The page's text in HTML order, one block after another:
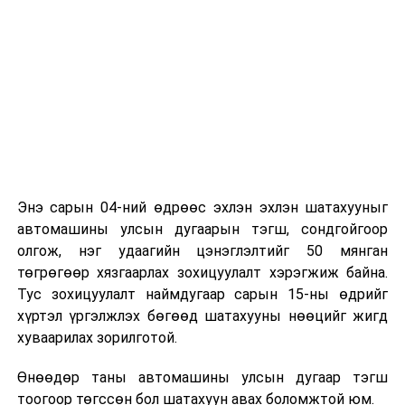
Энэ сарын 04-ний өдрөөс эхлэн эхлэн шатахууныг
автомашины улсын дугаарын тэгш, сондгойгоор
олгож, нэг удаагийн цэнэглэлтийг 50 мянган
төгрөгөөр хязгаарлах зохицуулалт хэрэгжиж байна.
Тус зохицуулалт наймдугаар сарын 15-ны өдрийг
хүртэл үргэлжлэх бөгөөд шатахууны нөөцийг жигд
хуваарилах зорилготой.
Өнөөдөр таны автомашины улсын дугаар тэгш
тоогоор төгссөн бол шатахуун авах боломжтой юм.